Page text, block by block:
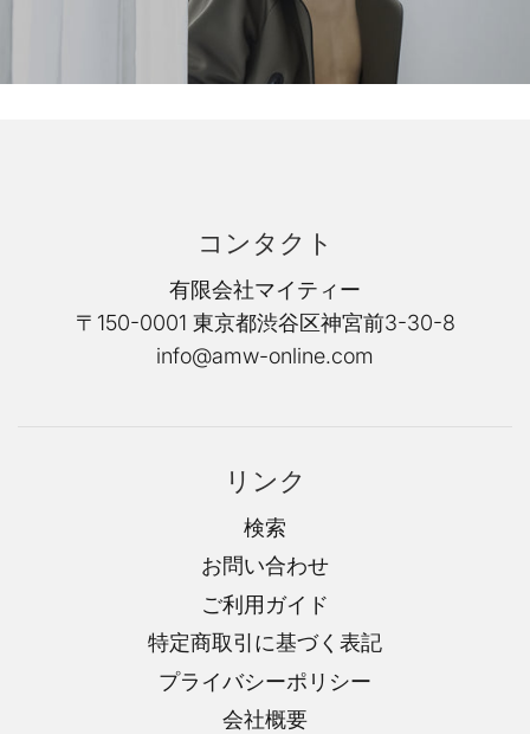
コンタクト
有限会社マイティー
〒150-0001 東京都渋谷区神宮前3-30-8
info@amw-online.com
リンク
検索
お問い合わせ
ご利用ガイド
特定商取引に基づく表記
プライバシーポリシー
会社概要